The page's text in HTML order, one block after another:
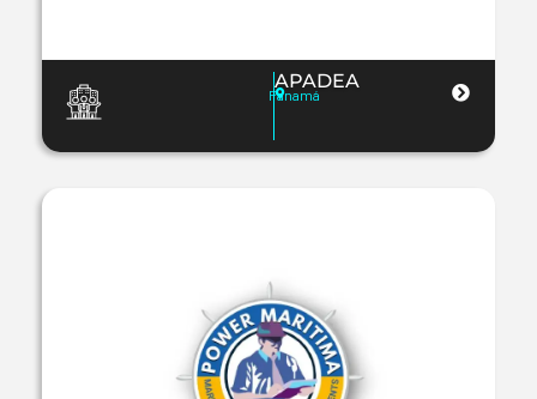
APADEA
Panamá